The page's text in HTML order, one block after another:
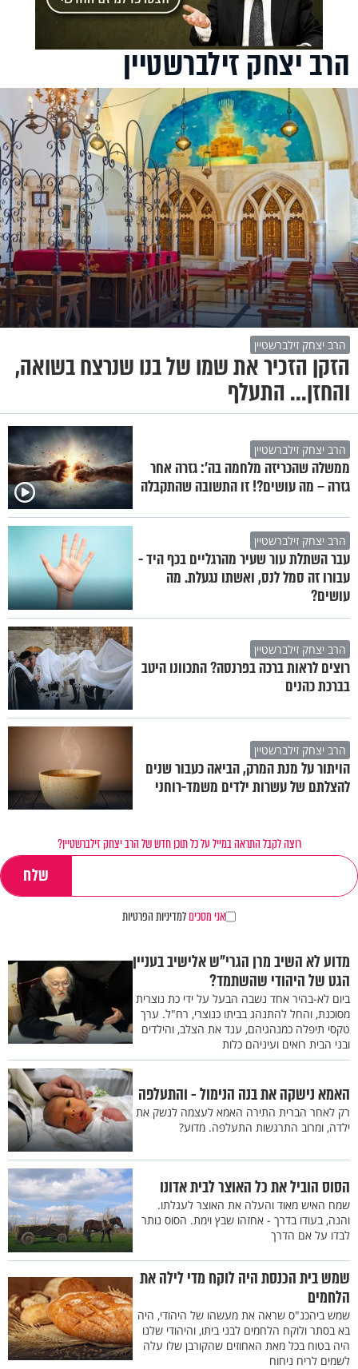
הרב יצחק זילברשטיין
הרב יצחק זילברשטיין
הזקן הזכיר את שמו של בנו שנרצח בשואה,
והחזן... התעלף
הרב יצחק זילברשטיין
ממשלה שהכריזה מלחמה בה’: גזרה אחר
גזרה – מה עושים?! זו התשובה שהתקבלה
הרב יצחק זילברשטיין
עבר השתלת עור שעיר מהרגליים בכף היד -
עבורו זה סמל לנס, ואשתו נגעלת. מה
עושים?
הרב יצחק זילברשטיין
רוצים לראות ברכה בפרנסה? התכוונו היטב
בברכת כהנים
הרב יצחק זילברשטיין
הויתור על מנת המרק, הביאה כעבור שנים
להצלתם של עשרות ילדים משמד-רוחני
רוצה לקבל התראה במייל על כל תוכן חדש של הרב יצחק זילברשטיין?
אני מסכיםלמדיניות הפרטיות
מדוע לא השיב מרן הגרי"ש אלישיב בעניין
הגט של היהודי שהשתמד?
ביום לא-בהיר אחד נשבה הבעל על ידי כת נוצרית
מסוכנת, והחל להתנהג בביתו כנוצרי, רח"ל. ערך
טקסי תיפלה כמנהגיהם, ענד את הצלב, והילדים
ובני הבית רואים ועיניהם כלות
האמא נישקה את בנה הנימול - והתעלפה
רק לאחר הברית התירה האמא לעצמה לנשק את
ילדה, ומרוב התרגשות התעלפה. מדוע?
הסוס הוביל את כל האוצר לבית אדונו
שמח האיש מאוד והעלה את האוצר לעגלתו.
והנה, בעודו בדרך - אחזהו שבץ וימת. הסוס נותר
לבדו על אם הדרך
שמש בית הכנסת היה לוקח מדי לילה את
הלחמים
שמש ביהכנ"ס שראה את מעשהו של היהודי, היה
בא בסתר ולוקח הלחמים לבני ביתו, והיהודי שלנו
היה בטוח בכל מאת האחוזים שהקורבן שלו עלה
לשמים לריח ניחוח